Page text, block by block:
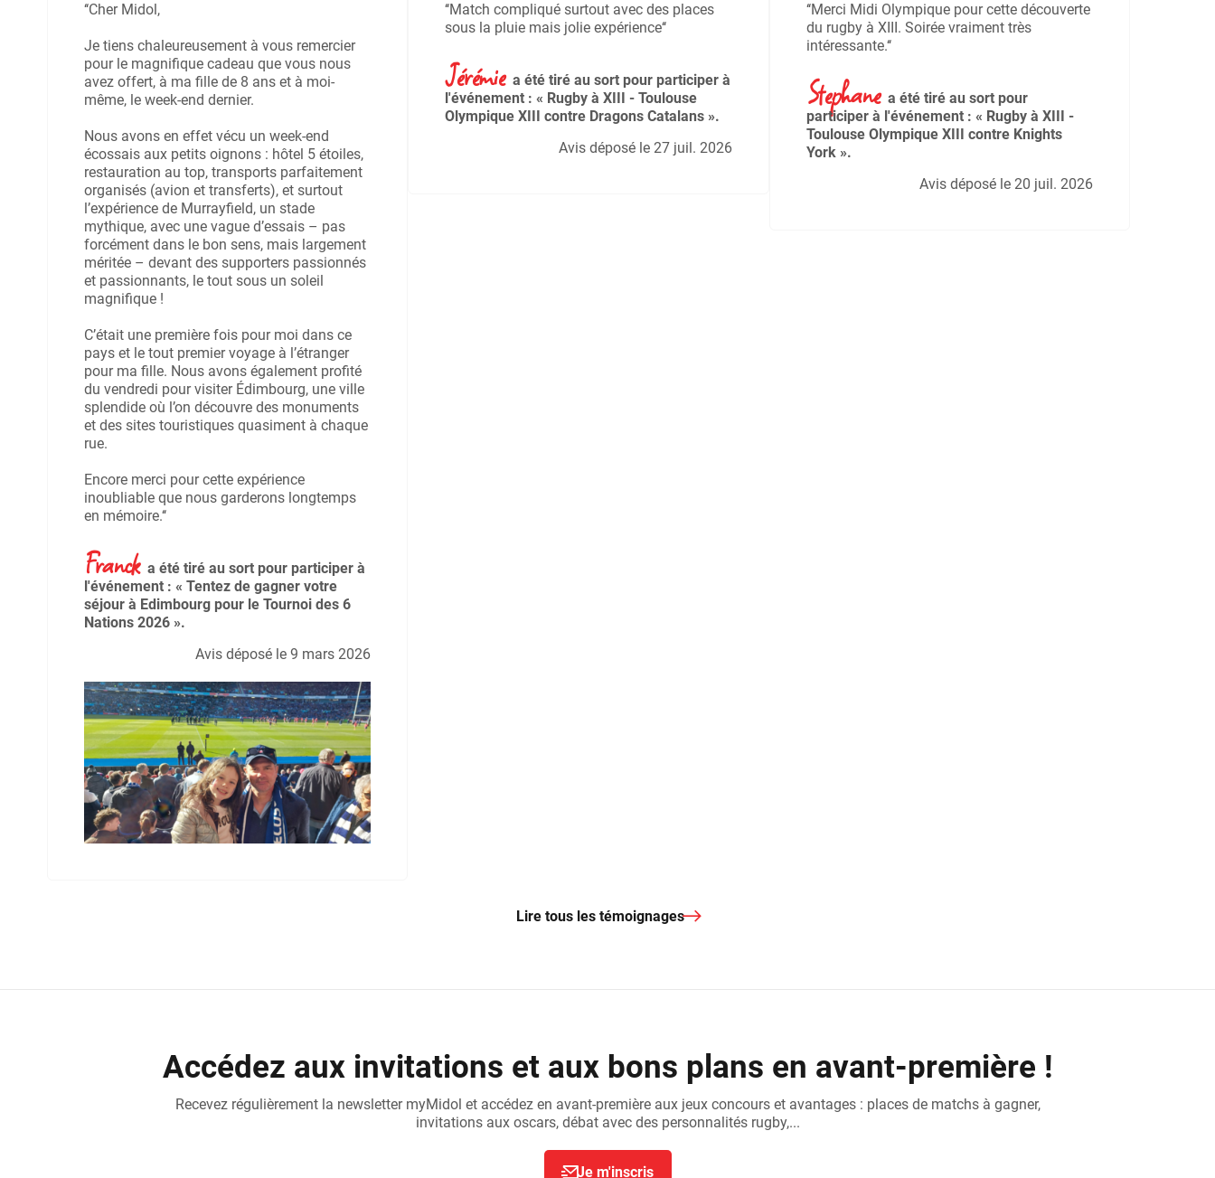
‘‘Cher Midol,
Je tiens chaleureusement à vous remercier
pour le magnifique cadeau que vous nous
avez offert, à ma fille de 8 ans et à moi-
même, le week-end dernier.
Nous avons en effet vécu un week-end
écossais aux petits oignons : hôtel 5 étoiles,
restauration au top, transports parfaitement
organisés (avion et transferts), et surtout
l’expérience de Murrayfield, un stade
mythique, avec une vague d’essais – pas
forcément dans le bon sens, mais largement
méritée – devant des supporters passionnés
et passionnants, le tout sous un soleil
magnifique !
C’était une première fois pour moi dans ce
pays et le tout premier voyage à l’étranger
pour ma fille. Nous avons également profité
du vendredi pour visiter Édimbourg, une ville
splendide où l’on découvre des monuments
et des sites touristiques quasiment à chaque
rue.
Encore merci pour cette expérience
inoubliable que nous garderons longtemps
en mémoire.‘‘
Franck a été tiré au sort pour participer à
l'événement : « Tentez de gagner votre
séjour à Edimbourg pour le Tournoi des 6
Nations 2026 ».
Avis déposé le 9 mars 2026
‘‘Match compliqué surtout avec des places
sous la pluie mais jolie expérience‘‘
Jérémie a été tiré au sort pour participer à
l'événement : « Rugby à XIII - Toulouse
Olympique XIII contre Dragons Catalans ».
Avis déposé le 27 juil. 2026
‘‘Merci Midi Olympique pour cette découverte
du rugby à XIII. Soirée vraiment très
intéressante.‘‘
Stephane a été tiré au sort pour
participer à l'événement : « Rugby à XIII -
Toulouse Olympique XIII contre Knights
York ».
Avis déposé le 20 juil. 2026
Lire tous les témoignages
Accédez aux invitations et aux bons plans en avant-première !
Recevez régulièrement la newsletter myMidol et accédez en avant-première aux jeux concours et avantages : places de matchs à gagner,
invitations aux oscars, débat avec des personnalités rugby,...
Je m'inscris